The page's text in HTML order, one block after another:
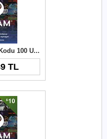
Steam Cüzdan Kodu 100 USD
TL